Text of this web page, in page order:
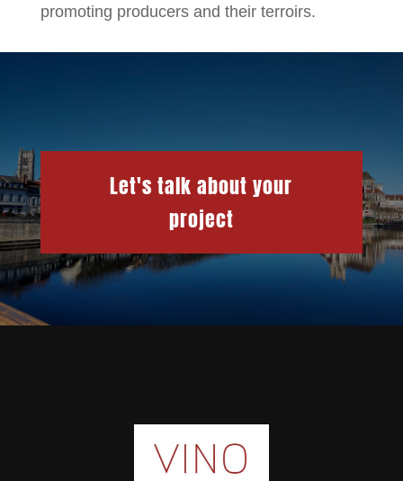
promoting producers and their terroirs.
Let's talk about your
project